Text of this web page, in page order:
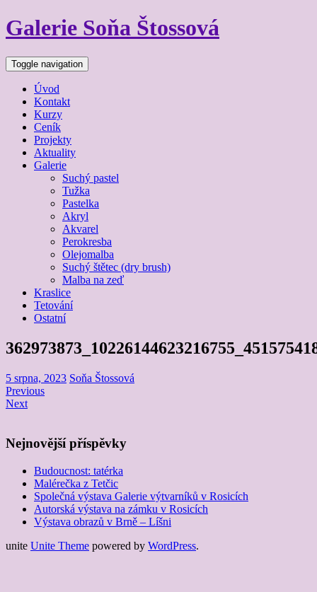
Galerie Soňa Štossová
Toggle navigation
Úvod
Kontakt
Kurzy
Ceník
Projekty
Aktuality
Galerie
Suchý pastel
Tužka
Pastelka
Akryl
Akvarel
Perokresba
Olejomalba
Suchý štětec (dry brush)
Malba na zeď
Kraslice
Tetování
Ostatní
5 srpna, 2023 Soňa Štossová
Previous
Next
Nejnovější příspěvky
Budoucnost: tatérka
Malérečka z Tetčic
Společná výstava Galerie výtvarníků v Rosicích
Autorská výstava na zámku v Rosicích
Výstava obrazů v Brně – Líšni
unite Unite Theme powered by WordPress.